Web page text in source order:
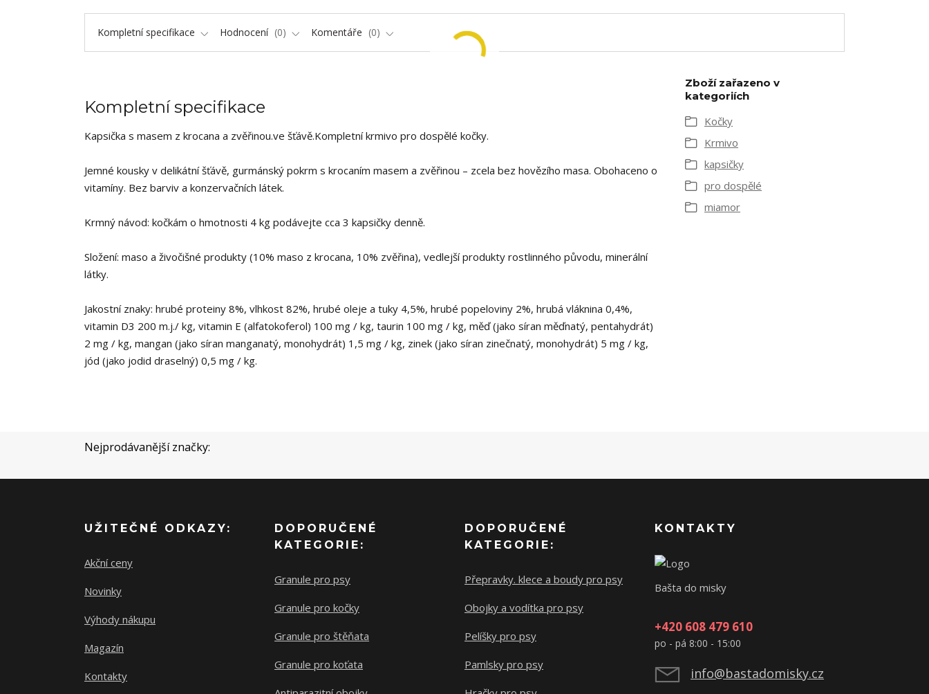
Kompletní specifikace Hodnocení 0 Komentáře 0
Kompletní specifikace
Kapsička s masem z krocana a zvěřinou.ve šťávě.Kompletní krmivo pro dospělé kočky.
Jemné kousky v delikátní šťávě, gurmánský pokrm s krocaním masem a zvěřinou – zcela bez hovězího masa. Obohaceno o
vitamíny. Bez barviv a konzervačních látek.
Krmný návod: kočkám o hmotnosti 4 kg podávejte cca 3 kapsičky denně.
Složení: maso a živočišné produkty (10% maso z krocana, 10% zvěřina), vedlejší produkty rostlinného původu, minerální
látky.
Jakostní znaky: hrubé proteiny 8%, vlhkost 82%, hrubé oleje a tuky 4,5%, hrubé popeloviny 2%, hrubá vláknina 0,4%,
vitamin D3 200 m.j./ kg, vitamin E (alfatokoferol) 100 mg / kg, taurin 100 mg / kg, měď (jako síran měďnatý, pentahydrát)
2 mg / kg, mangan (jako síran manganatý, monohydrát) 1,5 mg / kg, zinek (jako síran zinečnatý, monohydrát) 5 mg / kg,
jód (jako jodid draselný) 0,5 mg / kg.
Zboží zařazeno v
kategoriích
Kočky
Krmivo
kapsičky
pro dospělé
miamor
Nejprodávanější značky:
UŽITEČNÉ ODKAZY:
Akční ceny
Novinky
Výhody nákupu
Magazín
Kontakty
DOPORUČENÉ
KATEGORIE:
Granule pro psy
Granule pro kočky
Granule pro štěňata
Granule pro koťata
DOPORUČENÉ
KATEGORIE:
Přepravky. klece a boudy pro psy
Obojky a vodítka pro psy
Pelíšky pro psy
Pamlsky pro psy
KONTAKTY
Bašta do misky
+420 608 479 610
po - pá 8:00 - 15:00
info@bastadomisky.cz